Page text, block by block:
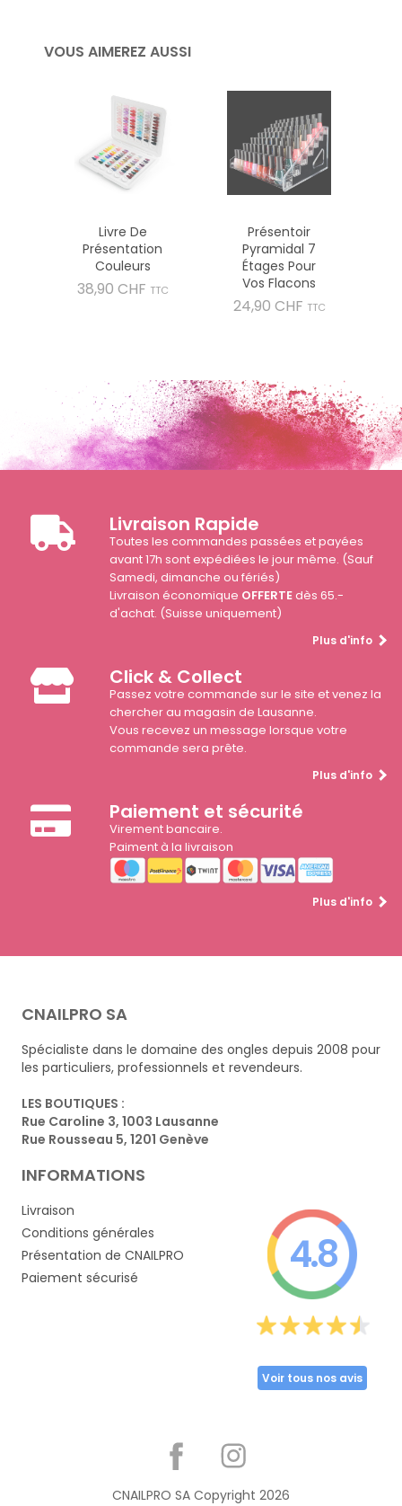
VOUS AIMEREZ AUSSI
Livre De
Présentation
Couleurs
38,90 CHF Prix
TTC
Présentoir
Pyramidal 7
Étages Pour
Vos Flacons
24,90 CHF Prix
TTC
Livraison Rapide
Toutes les commandes passées et payées
avant 17h sont expédiées le jour même. (Sauf
Samedi, dimanche ou fériés)
Livraison économique OFFERTEdès 65.-
d'achat. (Suisse uniquement)
Plus d'info
Click & Collect
Passez votre commande sur le site et venez la
chercher au magasin de Lausanne.
Vous recevez un message lorsque votre
commande sera prête.
Plus d'info
Paiement et sécurité
Virement bancaire.
Paiment à la livraison
Plus d'info
CNAILPRO SA
Spécialiste dans le domaine des ongles depuis 2008 pour
les particuliers, professionnels et revendeurs.
LES BOUTIQUES :
Rue Caroline 3, 1003 Lausanne
Rue Rousseau 5, 1201 Genève
INFORMATIONS
Livraison
Conditions générales
Présentation de CNAILPRO
Paiement sécurisé
4.8
Voir tous nos avis
CNAILPRO SA Copyright 2026